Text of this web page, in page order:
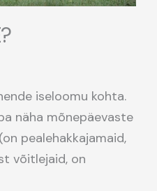
iseloomu kohta.
näha mõnepäevaste
pealehakkajamaid,
võitlejaid, on